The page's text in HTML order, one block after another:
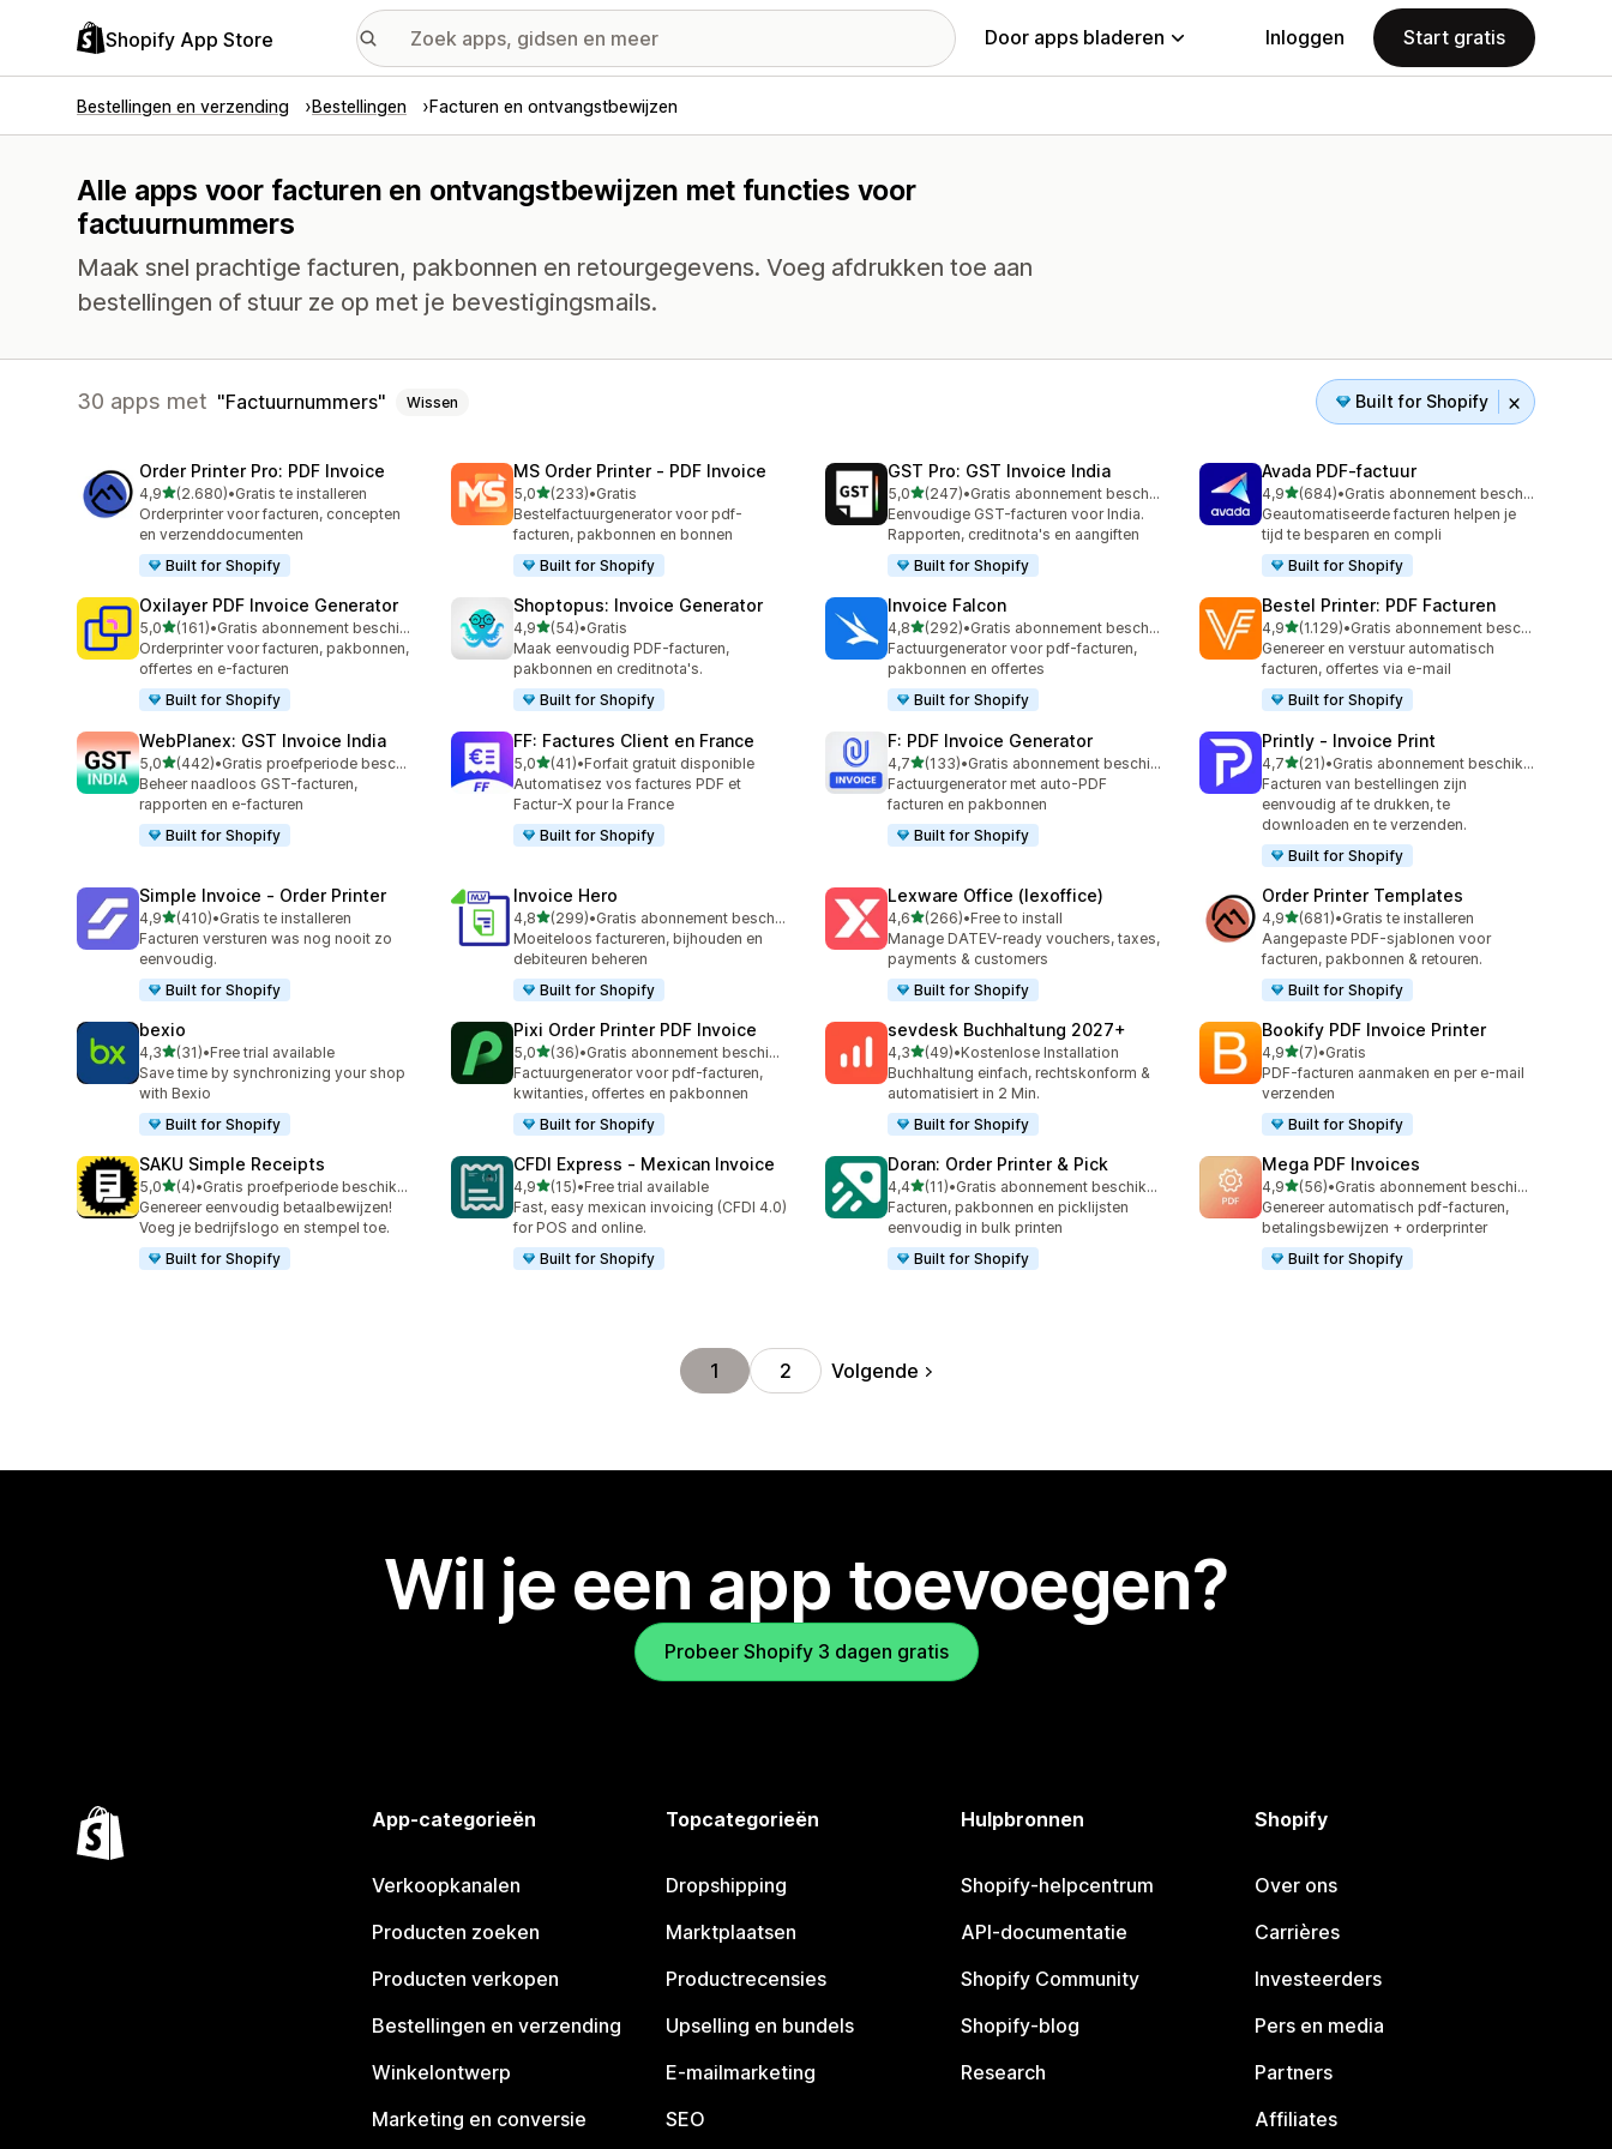
Shopify App Store Door apps bladeren Inloggen Start gratis
Bestellingen en verzending Bestellingen Facturen en ontvangstbewijzen
Alle apps voor facturen en ontvangstbewijzen met functies voor
factuurnummers
Maak snel prachtige facturen, pakbonnen en retourgegevens. Voeg afdrukken toe aan
bestellingen of stuur ze op met je bevestigingsmails.
30 apps met Factuurnummers Wissen Built for Shopify
Order Printer Pro: PDF Invoice
4,9van 5 sterren
(2.680)
2680 recensies in totaal
•Gratis te installeren
Orderprinter voor facturen, concepten
en verzenddocumenten
Built for Shopify
MS Order Printer ‑ PDF Invoice
5,0van 5 sterren
(233)
233 recensies in totaal
•Gratis
Bestelfactuurgenerator voor pdf-
facturen, pakbonnen en bonnen
Built for Shopify
GST Pro: GST Invoice India
5,0van 5 sterren
(247)
247 recensies in totaal
•
Gratis abonnement beschikbaar
Eenvoudige GST-facturen voor India.
Rapporten, creditnota's en aangiften
Built for Shopify
Avada PDF‑factuur
4,9van 5 sterren
(684)
684 recensies in totaal
•
Gratis abonnement beschikbaar
Geautomatiseerde facturen helpen je
tijd te besparen en compli
Built for Shopify
Oxilayer PDF Invoice Generator
5,0van 5 sterren
(161)
161 recensies in totaal
•
Gratis abonnement beschikbaar
Orderprinter voor facturen, pakbonnen,
offertes en e-facturen
Built for Shopify
Shoptopus: Invoice Generator
4,9van 5 sterren
(54)
54 recensies in totaal
•Gratis
Maak eenvoudig PDF-facturen,
pakbonnen en creditnota's.
Built for Shopify
Invoice Falcon
4,8van 5 sterren
(292)
292 recensies in totaal
•
Gratis abonnement beschikbaar
Factuurgenerator voor pdf-facturen,
pakbonnen en offertes
Built for Shopify
Bestel Printer: PDF Facturen
4,9van 5 sterren
(1.129)
1129 recensies in totaal
•
Gratis abonnement beschikbaar
Genereer en verstuur automatisch
facturen, offertes via e-mail
Built for Shopify
WebPlanex: GST Invoice India
5,0van 5 sterren
(442)
442 recensies in totaal
•
Gratis proefperiode beschikbaar
Beheer naadloos GST-facturen,
rapporten en e-facturen
Built for Shopify
FF: Factures Client en France
5,0van 5 sterren
(41)
41 recensies in totaal
•Forfait gratuit disponible
Automatisez vos factures PDF et
Factur-X pour la France
Built for Shopify
F: PDF Invoice Generator
4,7van 5 sterren
(133)
133 recensies in totaal
•
Gratis abonnement beschikbaar
Factuurgenerator met auto-PDF
facturen en pakbonnen
Built for Shopify
Printly ‑ Invoice Print
4,7van 5 sterren
(21)
21 recensies in totaal
•
Gratis abonnement beschikbaar
Facturen van bestellingen zijn
eenvoudig af te drukken, te
downloaden en te verzenden.
Built for Shopify
Simple Invoice ‑ Order Printer
4,9van 5 sterren
(410)
410 recensies in totaal
•Gratis te installeren
Facturen versturen was nog nooit zo
eenvoudig.
Built for Shopify
Invoice Hero
4,8van 5 sterren
(299)
299 recensies in totaal
•
Gratis abonnement beschikbaar
Moeiteloos factureren, bijhouden en
debiteuren beheren
Built for Shopify
Lexware Office (lexoffice)
4,6van 5 sterren
(266)
266 recensies in totaal
•Free to install
Manage DATEV-ready vouchers, taxes,
payments & customers
Built for Shopify
Order Printer Templates
4,9van 5 sterren
(681)
681 recensies in totaal
•Gratis te installeren
Aangepaste PDF-sjablonen voor
facturen, pakbonnen & retouren.
Built for Shopify
bexio
4,3van 5 sterren
(31)
31 recensies in totaal
•Free trial available
Save time by synchronizing your shop
with Bexio
Built for Shopify
Pixi Order Printer PDF Invoice
5,0van 5 sterren
(36)
36 recensies in totaal
•
Gratis abonnement beschikbaar
Factuurgenerator voor pdf-facturen,
kwitanties, offertes en pakbonnen
Built for Shopify
sevdesk Buchhaltung 2027+
4,3van 5 sterren
(49)
49 recensies in totaal
•Kostenlose Installation
Buchhaltung einfach, rechtskonform &
automatisiert in 2 Min.
Built for Shopify
Bookify PDF Invoice Printer
4,9van 5 sterren
(7)
7 recensies in totaal
•Gratis
PDF-facturen aanmaken en per e-mail
verzenden
Built for Shopify
SAKU Simple Receipts
5,0van 5 sterren
(4)
4 recensies in totaal
•
Gratis proefperiode beschikbaar
Genereer eenvoudig betaalbewijzen!
Voeg je bedrijfslogo en stempel toe.
Built for Shopify
CFDI Express ‑ Mexican Invoice
4,9van 5 sterren
(15)
15 recensies in totaal
•Free trial available
Fast, easy mexican invoicing (CFDI 4.0)
for POS and online.
Built for Shopify
Doran: Order Printer & Pick
4,4van 5 sterren
(11)
11 recensies in totaal
•
Gratis abonnement beschikbaar
Facturen, pakbonnen en picklijsten
eenvoudig in bulk printen
Built for Shopify
Mega PDF Invoices
4,9van 5 sterren
(56)
56 recensies in totaal
•
Gratis abonnement beschikbaar
Genereer automatisch pdf-facturen,
betalingsbewijzen + orderprinter
Built for Shopify
1 2 Volgende
Wil je een app toevoegen?
Probeer Shopify 3 dagen gratis
App-categorieën
Verkoopkanalen
Producten zoeken
Producten verkopen
Bestellingen en verzending
Winkelontwerp
Marketing en conversie
Topcategorieën
Dropshipping
Marktplaatsen
Productrecensies
Upselling en bundels
E-mailmarketing
SEO
Hulpbronnen
Shopify-helpcentrum
API-documentatie
Shopify Community
Shopify-blog
Research
Shopify
Over ons
Carrières
Investeerders
Pers en media
Partners
Affiliates